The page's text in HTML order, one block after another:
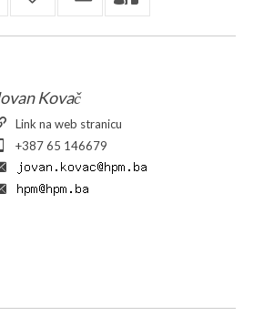
Kovač
Link na web stranicu
+387 65 146679